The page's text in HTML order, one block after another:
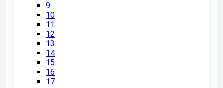
9
10
11
12
13
14
15
16
17